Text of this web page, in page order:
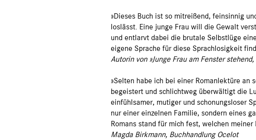
»Dieses Buch ist so mitreißend, feinsinnig
loslässt. Eine junge Frau will die Gewalt
und entlarvt dabei die brutale Selbstlüge
eigene Sprache für diese Sprachlosigkeit
Autorin von »Junge Frau am Fenster
»Selten habe ich bei einer Romanlektüre an
begeistert und schlichtweg überwältigt die
einfühlsamer, mutiger und schonungsloser
nur einer einzelnen Familie, sondern eines
Romans stand für mich fest, welchen
Magda Birkmann, Buchhandlung Ocelot